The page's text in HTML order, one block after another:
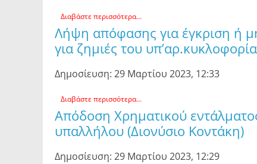
Διαβάστε περισσότερα...
Λήψη απόφασης για έγκριση ή
για ζημιές του
Δημοσίευση: 29 Μαρτίου 2023, 12:33
Διαβάστε περισσότερα...
Απόδοση Χρηματικού
υπαλλήλου (Διονύσιο Κοντάκη)
Δημοσίευση: 29 Μαρτίου 2023, 12:29